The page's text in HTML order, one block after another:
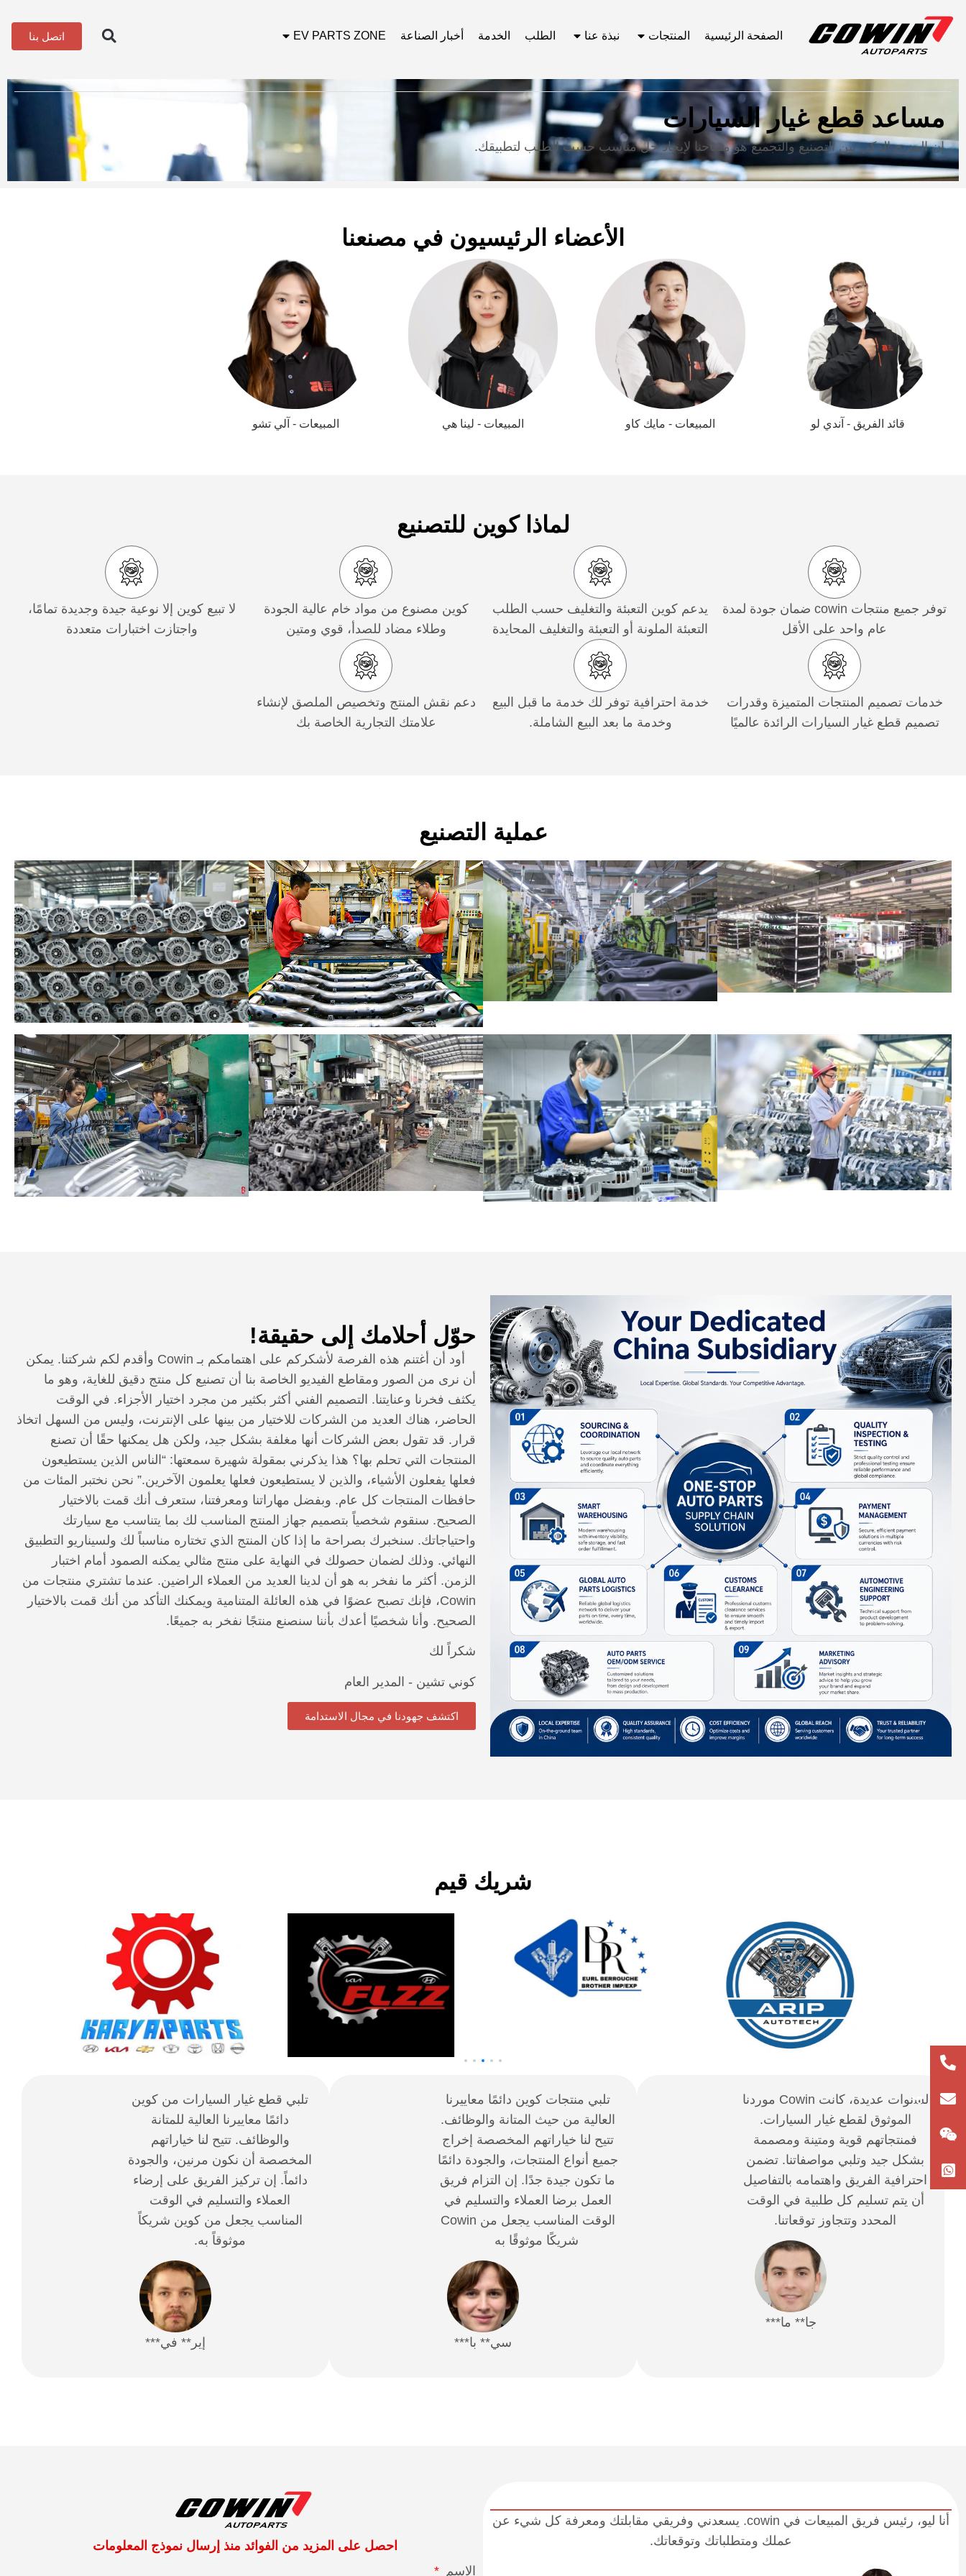
الصفحة الرئيسية المنتجات نبذة عنا الطلب الخدمة أخبار الصناعة EV PARTS ZONE اتصل بنا
مساعد قطع غيار السيارات
إن المزيج الذكي بين التصنيع والتجميع هو مفتاحنا لإيجاد حل مناسب حسب الطلب لتطبيقك.
الأعضاء الرئيسيون في مصنعنا
قائد الفريق - آندي لو المبيعات - مايك كاو المبيعات - لينا هي المبيعات - آلي تشو
لماذا كوين للتصنيع
توفر جميع منتجات cowin ضمان جودة لمدة
عام واحد على الأقل
يدعم كوين التعبئة والتغليف حسب الطلب
التعبئة الملونة أو التعبئة والتغليف المحايدة
كوين مصنوع من مواد خام عالية الجودة
وطلاء مضاد للصدأ، قوي ومتين
لا تبيع كوين إلا نوعية جيدة وجديدة تمامًا،
واجتازت اختبارات متعددة
خدمات تصميم المنتجات المتميزة وقدرات
تصميم قطع غيار السيارات الرائدة عالميًا
خدمة احترافية توفر لك خدمة ما قبل البيع
وخدمة ما بعد البيع الشاملة.
دعم نقش المنتج وتخصيص الملصق لإنشاء
علامتك التجارية الخاصة بك
عملية التصنيع
حوّل أحلامك إلى حقيقة!
أود أن أغتنم هذه الفرصة لأشكركم على اهتمامكم بـ Cowin وأقدم لكم شركتنا. يمكن
أن نرى من الصور ومقاطع الفيديو الخاصة بنا أن تصنيع كل منتج دقيق للغاية، وهو ما
يكثف فخرنا وعنايتنا. التصميم الفني أكثر بكثير من مجرد اختيار الأجزاء. في الوقت
الحاضر، هناك العديد من الشركات للاختيار من بينها على الإنترنت، وليس من السهل اتخاذ
قرار. قد تقول بعض الشركات أنها مغلفة بشكل جيد، ولكن هل يمكنها حقًا أن تصنع
المنتجات التي تحلم بها؟ هذا يذكرني بمقولة شهيرة سمعتها: “الناس الذين يستطيعون
فعلها يفعلون الأشياء، والذين لا يستطيعون فعلها يعلمون الآخرين.” نحن نختبر المئات من
حافظات المنتجات كل عام. وبفضل مهاراتنا ومعرفتنا، ستعرف أنك قمت بالاختيار
الصحيح. سنقوم شخصياً بتصميم جهاز المنتج المناسب لك بما يتناسب مع سيارتك
واحتياجاتك. سنخبرك بصراحة ما إذا كان المنتج الذي تختاره مناسباً لك ولسيناريو التطبيق
النهائي. وذلك لضمان حصولك في النهاية على منتج مثالي يمكنه الصمود أمام اختبار
الزمن. أكثر ما نفخر به هو أن لدينا العديد من العملاء الراضين. عندما تشتري منتجات من
Cowin، فإنك تصبح عضوًا في هذه العائلة المتنامية ويمكنك التأكد من أنك قمت بالاختيار
الصحيح. وأنا شخصيًا أعدك بأننا سنصنع منتجًا نفخر به جميعًا.
شكراً لك
كوني تشين - المدير العام
اكتشف جهودنا في مجال الاستدامة
شريك قيم
لسنوات عديدة، كانت Cowin موردنا
الموثوق لقطع غيار السيارات.
فمنتجاتهم قوية ومتينة ومصممة
بشكل جيد وتلبي مواصفاتنا. تضمن
احترافية الفريق واهتمامه بالتفاصيل
أن يتم تسليم كل طلبية في الوقت
المحدد وتتجاوز توقعاتنا.
جا** ما***
تلبي منتجات كوين دائمًا معاييرنا
العالية من حيث المتانة والوظائف.
تتيح لنا خياراتهم المخصصة إخراج
جميع أنواع المنتجات، والجودة دائمًا
ما تكون جيدة جدًا. إن التزام فريق
العمل برضا العملاء والتسليم في
الوقت المناسب يجعل من Cowin
شريكًا موثوقًا به
سي** با***
تلبي قطع غيار السيارات من كوين
دائمًا معاييرنا العالية للمتانة
والوظائف. تتيح لنا خياراتهم
المخصصة أن نكون مرنين، والجودة
دائماً. إن تركيز الفريق على إرضاء
العملاء والتسليم في الوقت
المناسب يجعل من كوين شريكاً
موثوقاً به.
إير** في***
أنا ليو، رئيس فريق المبيعات في cowin. يسعدني وفريقي مقابلتك ومعرفة كل شيء عن
عملك ومتطلباتك وتوقعاتك.
احصل على المزيد من الفوائد منذ إرسال نموذج المعلومات
الاسم
18066461366
connie@cowin.cc